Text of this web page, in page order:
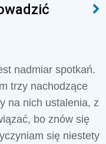
nadmiar spotkań.
trzy nachodzące
na nich ustalenia, z
bo znów się
się niestety